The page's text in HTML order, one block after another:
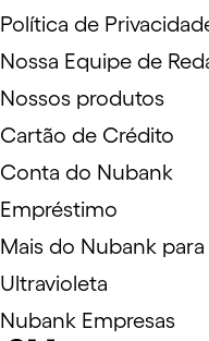
Política de
Nossa Equipe de
Nossos produtos
Cartão de Crédito
Conta do Nubank
Empréstimo
Mais do Nubank
Ultravioleta
Nubank Empresas